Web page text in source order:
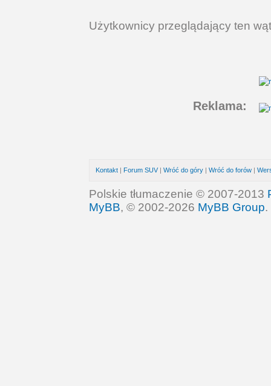
Użytkownicy przeglądający ten
Reklama:
Kontakt | Forum SUV| Wróć do góry | Wróć do forów |
Polskie tłumaczenie © 2007-2013
MyBB, © 2002-2026 MyBB Group.